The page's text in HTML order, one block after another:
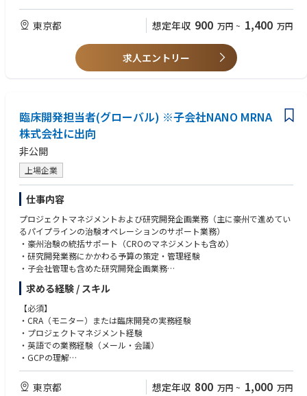
The Clinical Program Leader in Experimental Medicine Japan assumes res
ponsibility for engaging External Experts (EEs) in Japan. A core element o
f this role is identifying and engaging experts with expertise in:
・Early clinical development
arly clinical development strategy.
■Accountabilities
Clinical Development Leadership
Represents the specific Therapeutic Area on International Multidisciplinar
y Core Teams and takes clinical development responsibility for assigned
projects, including:
・Definition of Target Product Profiles (TPP)
・Clinical Development Plans (CDP)
・Pediatric Investigational Plans (PIP)
・Core Clinical Trial Protocols
・Input to Project Analysis and Data Management Plans
・Investigator's Brochure
・Medical input to Company Core Data Sheet
・Annual Safety Reports / IND Safety Reports
・Preparation for key milestones:
・Start of Development
・Proof of Clinical Principle (PoCP)
・Release of Full Development
・Provides medical oversight throughout protocol development, study c
■Job Impact
Responsible for the project's medical budget.
■Minimum Education / Degree Requirements
■Required Capabilities (Skills, Experience, Competencies)
PhD or MD preferred (specialist in a Therapeutic Area or equivalent) with s
trong clinical expertise.
Up to 3 years of pharmaceutical industry experience preferred.
Successful track record in planning, conducting, and publishing basic sci
ence and/or clinical research.
Strong medical and scientific leadership ability to drive high-priority proj
ects across global matrix teams, regional BI counterparts, and external p
artners.
Ability to act with composure and resilience under pressure.
Strong project management skills.
Experience interacting with regulatory authorities, international societies,
and other key stakeholders.
Strong communication and presentation skills.
Excellent cross-functional collaboration skills and ability to work effectiv
ely in virtual teams.
Ability to establish strong partnerships with top external experts, nationa
l/international societies, and other stakeholders.
Ability to engage in advanced scientific knowledge exchange.
東京都 想定年収 900 万円 ~ 1,400 万円
求人エントリー
臨床開発担当者(グローバル) ※子会社NANO MRNA
株式会社に出向
非公開
上場企業
仕事内容
プロジェクトマネジメントおよび研究開発企画業務（主に豪州で進めてい
るパイプラインの治験オペレーションのサポート業務）
・豪州治験の統括サポート（CROのマネジメントも含め）
・研究開発業務にかかわる予算の策定・管理経験
・子会社管理も含めた研究開発企画業務
・研究チームとの連携
求める経験 / スキル
【必須】
・CRA（モニター）または臨床開発の実務経験
・プロジェクトマネジメント経験
・英語での業務経験（メール・会議）
・GCPの理解
・社内外の関係者との調整経験
・リスクマネジメントに強みを有すること
東京都 想定年収 800 万円 ~ 1,000 万円